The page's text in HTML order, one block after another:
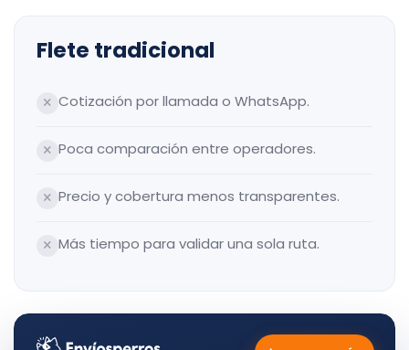
Flete tradicional
Cotización por llamada o WhatsApp.
Poca comparación entre operadores.
Precio y cobertura menos transparentes.
Más tiempo para validar una sola ruta.